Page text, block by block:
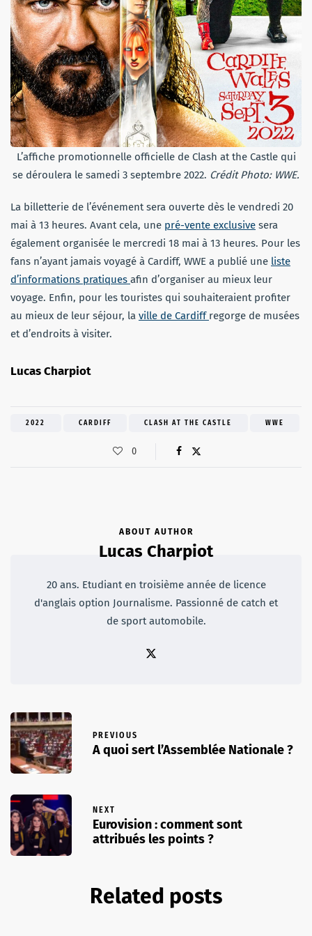
L’affiche promotionnelle officielle de Clash at the Castle qui
se déroulera le samedi 3 septembre 2022. Crédit Photo: WWE.
La billetterie de l’événement sera ouverte dès le vendredi 20
mai à 13 heures. Avant cela, une pré-vente exclusive sera
également organisée le mercredi 18 mai à 13 heures. Pour les
fans n’ayant jamais voyagé à Cardiff, WWE a publié une liste
d’informations pratiques afin d’organiser au mieux leur
voyage. Enfin, pour les touristes qui souhaiteraient profiter
au mieux de leur séjour, la ville de Cardiff regorge de musées
et d’endroits à visiter.
Lucas Charpiot
2022 CARDIFF CLASH AT THE CASTLE WWE
0
ABOUT AUTHOR
Lucas Charpiot
20 ans. Etudiant en troisième année de licence
d'anglais option Journalisme. Passionné de catch et
de sport automobile.
PREVIOUS
A quoi sert l’Assemblée Nationale ?
NEXT
Eurovision : comment sont
attribués les points ?
Related posts